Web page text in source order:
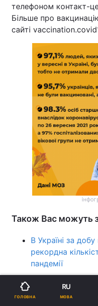
телефоном контакт-
Більше про
сайті
Також Вас можуть
В Україні за
рекордна
пандемії
Ляшко розповів,
довідка для
ГОЛОВНА
RU
МОВА